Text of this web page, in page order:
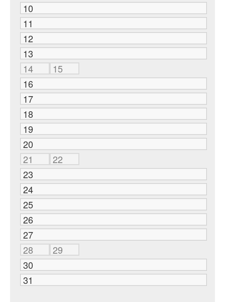
10
11
12
13
14
15
16
17
18
19
20
21
22
23
24
25
26
27
28
29
30
31